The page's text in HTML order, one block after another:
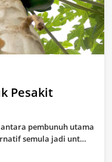
Pesakit
pembunuh utama
semula jadi unt…